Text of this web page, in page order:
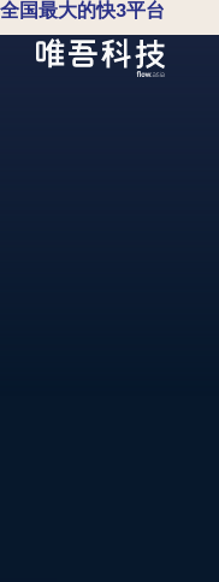
全国最大的快3平台